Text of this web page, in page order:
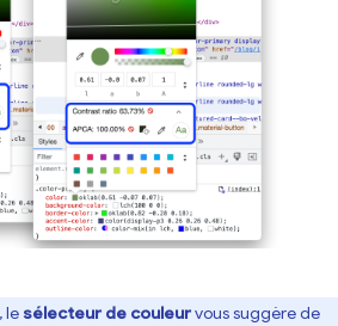
le sélecteur de couleurvous suggère de